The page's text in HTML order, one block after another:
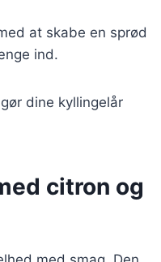
at skabe en sprød
ind.
dine kyllingelår
citron og